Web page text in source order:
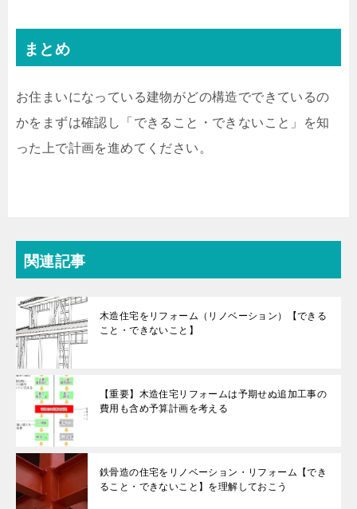
まとめ
お住まいになっている建物がどの構造でできているの
かをまずは確認し「できること・できないこと」を知
った上で計画を進めてください。
関連記事
木造住宅をリフォーム（リノベーション）【できる
こと・できないこと】
【重要】木造住宅リフォームは予期せぬ追加工事の
費用も含め予算計画を考える
鉄骨造の住宅をリノベーション・リフォーム【でき
ること・できないこと】を理解しておこう